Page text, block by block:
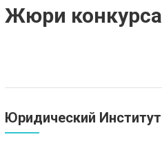
Жюри конкурса
Юридический Институт